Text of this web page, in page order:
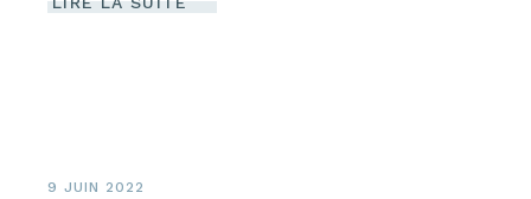
9 JUIN 2022